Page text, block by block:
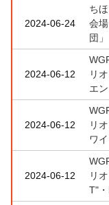
2024-06-24
ち
会
団
2024-06-12
リ
エ
2024-06-12
リ
ワ
2024-06-12
リ
T"